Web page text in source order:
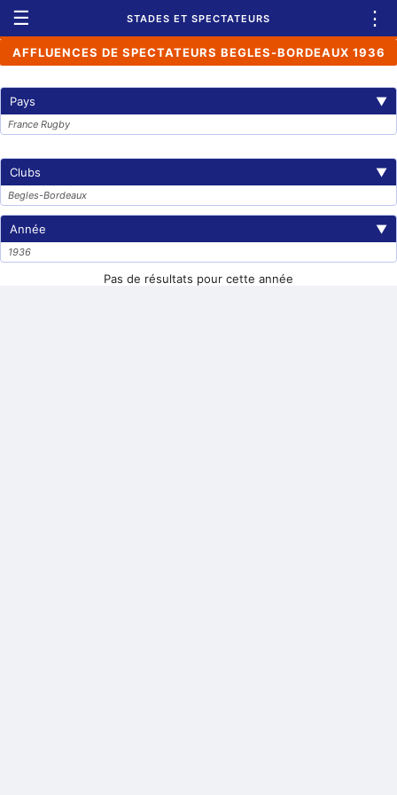
☰ STADES ET SPECTATEURS ⋮
AFFLUENCES DE SPECTATEURS BEGLES-BORDEAUX 1936
Pays ▼
France Rugby
Clubs ▼
Begles-Bordeaux
Année ▼
1936
Pas de résultats pour cette année